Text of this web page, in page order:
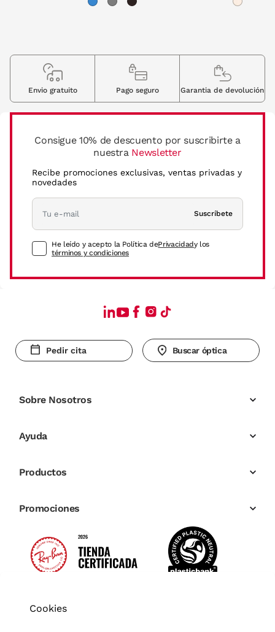
Consigue 10% de descuento por suscribirte a
nuestra Newsletter
Recibe promociones exclusivas, ventas privadas y
novedades
Suscríbete
He leído y acepto la Política dePrivacidady los
términos y condiciones
Envio gratuito Pago seguro Garantia de devolución
Pedir cita Buscar óptica
Sobre Nosotros
Ayuda
Productos
Promociones
Cookies